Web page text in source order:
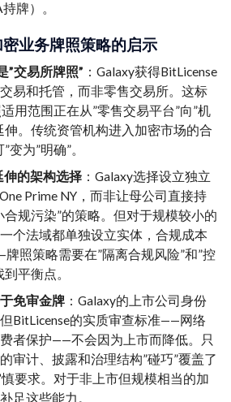
牌）。
业务牌照策略的启示
”交易所牌照” ：Galaxy获得BitLicense
易和托管，而非零售交易所。这标
用范围正在从”零售交易平台”向”机
伸。传统资管机构进入加密市场的合
变为”明确”。
伸的架构选择 ：Galaxy选择设立独立
Prime NY，而非让母公司直接持
合规污染”的策略。但对于规模较小的
个法域都单独设立实体，合规成本
照策略需要在”隔离合规风险”和”控
平衡点。
免审金牌 ：Galaxy的上市公司身份
BitLicense的实质审查标准——网络
者保护——不会因为上市而降低。只
审计、披露和治理结构”碰巧”覆盖了
要求。对于非上市但规模相当的加
足这些能力。